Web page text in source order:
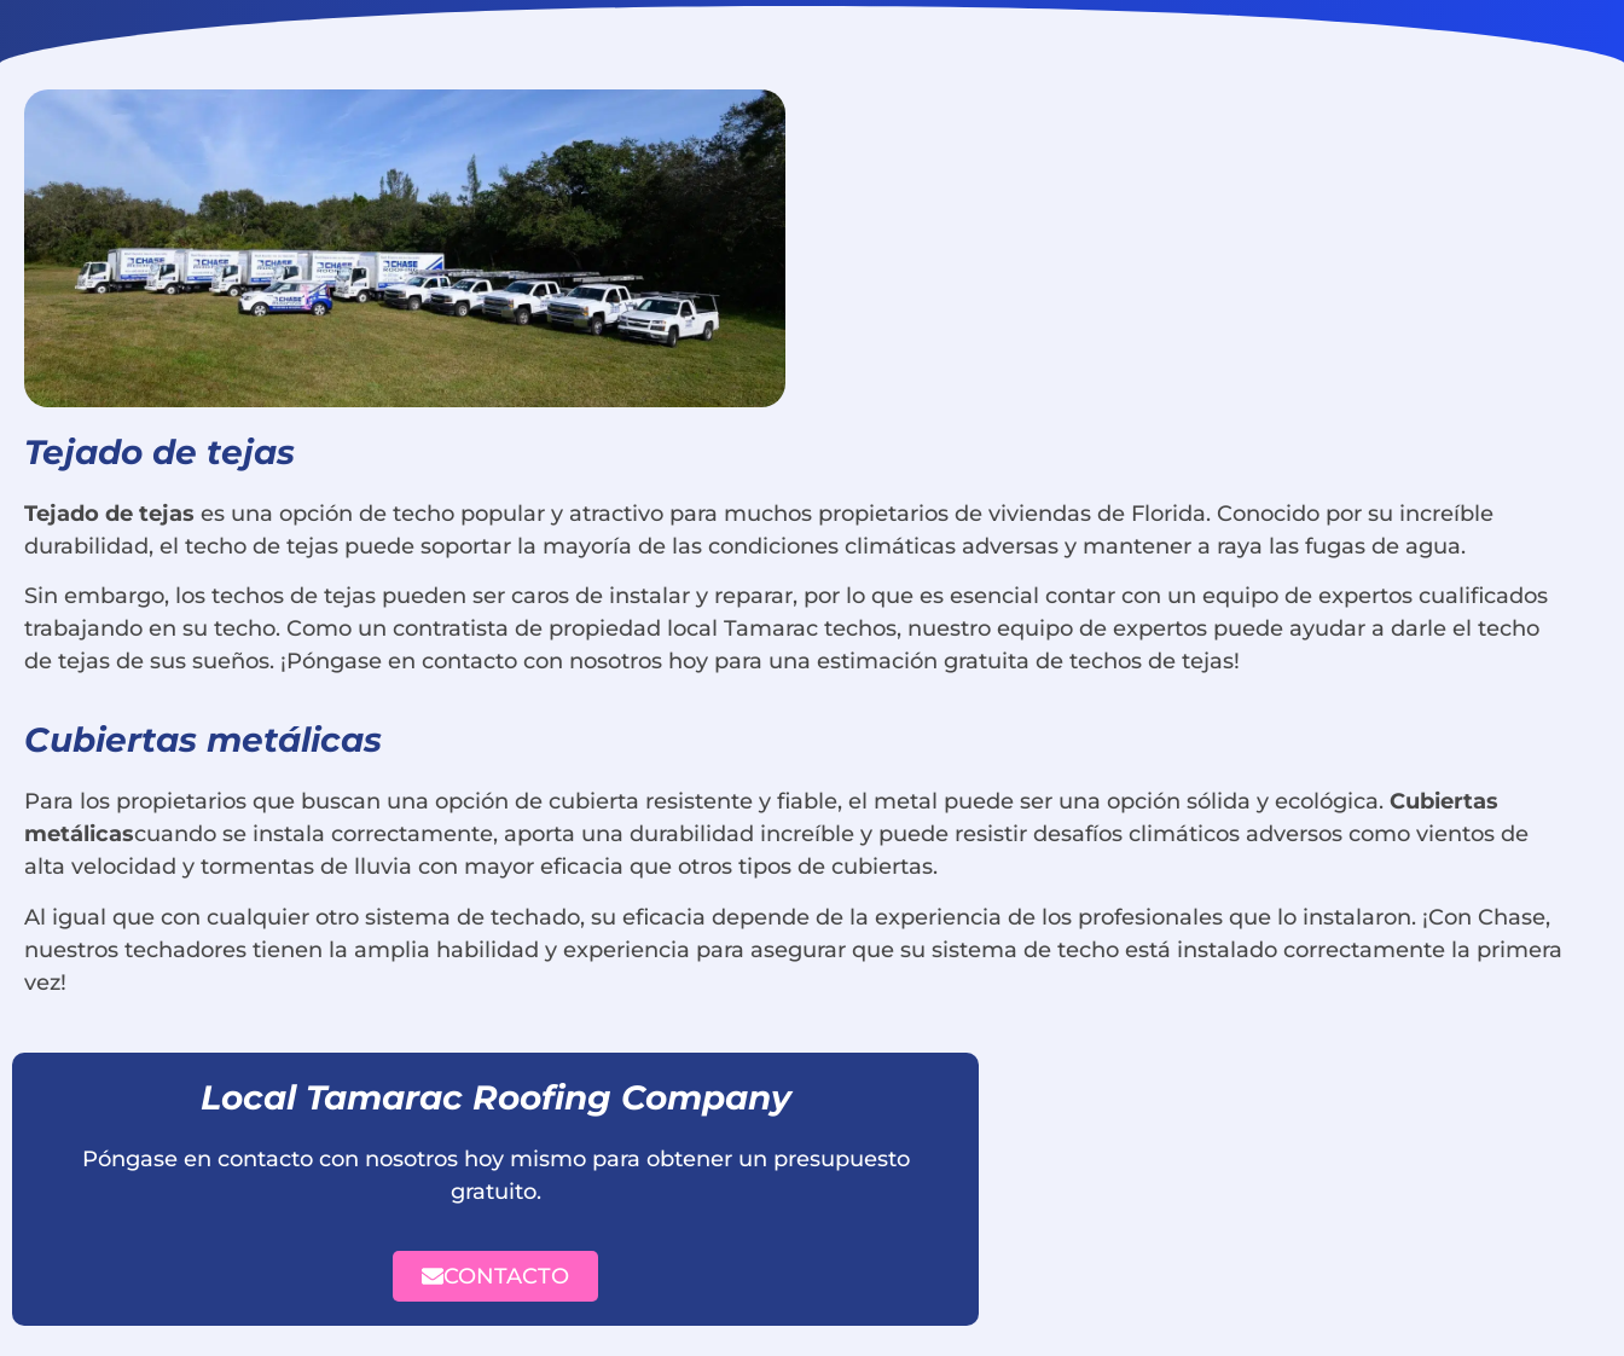
Tejado de tejas
Tejado de tejas es una opción de techo popular y atractivo para muchos propietarios de viviendas de Florida. Conocido por su increíble
durabilidad, el techo de tejas puede soportar la mayoría de las condiciones climáticas adversas y mantener a raya las fugas de agua.
Sin embargo, los techos de tejas pueden ser caros de instalar y reparar, por lo que es esencial contar con un equipo de expertos cualificados
trabajando en su techo. Como un contratista de propiedad local Tamarac techos, nuestro equipo de expertos puede ayudar a darle el techo
de tejas de sus sueños. ¡Póngase en contacto con nosotros hoy para una estimación gratuita de techos de tejas!
Cubiertas metálicas
Para los propietarios que buscan una opción de cubierta resistente y fiable, el metal puede ser una opción sólida y ecológica. Cubiertas
metálicascuando se instala correctamente, aporta una durabilidad increíble y puede resistir desafíos climáticos adversos como vientos de
alta velocidad y tormentas de lluvia con mayor eficacia que otros tipos de cubiertas.
Al igual que con cualquier otro sistema de techado, su eficacia depende de la experiencia de los profesionales que lo instalaron. ¡Con Chase,
nuestros techadores tienen la amplia habilidad y experiencia para asegurar que su sistema de techo está instalado correctamente la primera
vez!
Local Tamarac Roofing Company
Póngase en contacto con nosotros hoy mismo para obtener un presupuesto
gratuito.
CONTACTO